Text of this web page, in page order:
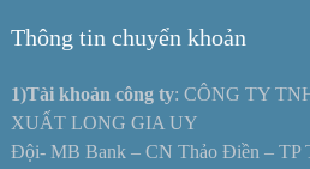
Thông tin chuyển khoản
1)Tài khoản công ty: CÔNG TY
XUẤT LONG GIA UY -
Đội- MB Bank – CN Thảo Điền –